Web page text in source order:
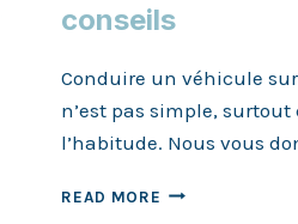
conseils
Conduire un véhicule
n’est pas simple, surtout
l’habitude. Nous vous
READ MORE ROULER